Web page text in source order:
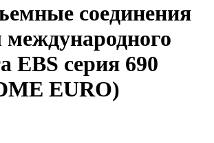
соединения
EBS серия 690
EURO)